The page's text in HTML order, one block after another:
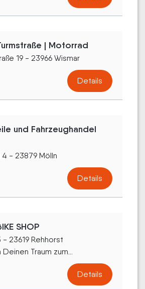
| Motorrad
19 - 23966 Wismar
Details
und Fahrzeughandel
- 23879 Mölln
Details
SHOP
- 23619 Rehhorst
Traum zum...
Details